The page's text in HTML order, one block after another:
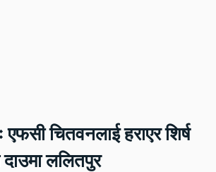
चितवनलाई हराएर शिर्ष
ललितपुर